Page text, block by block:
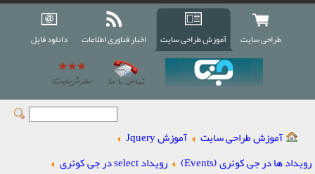
طراحی سایت آموزش طراحی سایت اخبار فناوری اطلاعات دانلود فایل
آموزش طراحی سایت
آموزش Jquery
رویداد ها در جی کوئری (Events)
رویداد select در جی کوئری